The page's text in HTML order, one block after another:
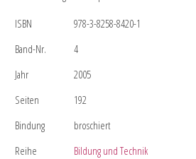
ISBN
978-3-8258-8420-1
Band-Nr.
4
Jahr
2005
Seiten
192
Bindung
broschiert
Reihe
Bildung und Technik